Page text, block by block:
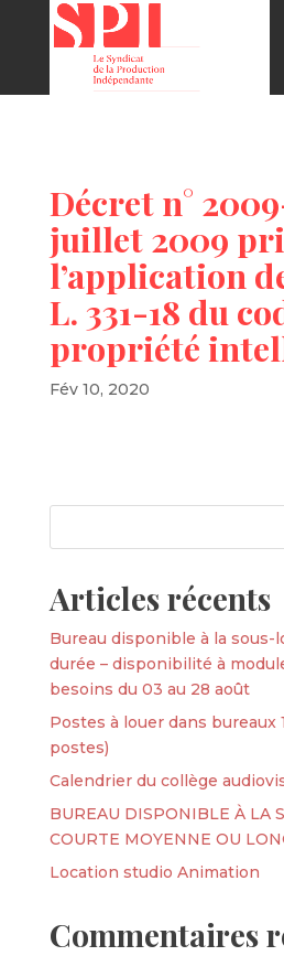
Décret n°
juillet 2009
l’application
L. 331-18 du
propriété
Fév 10, 2020
Articles récents
Bureau disponible à la sous-
durée – disponibilité à
besoins du 03 au 28 août
Postes à louer dans bureaux
postes)
Calendrier du collège
BUREAU DISPONIBLE À LA
COURTE MOYENNE OU
Location studio Animation
Commentaires